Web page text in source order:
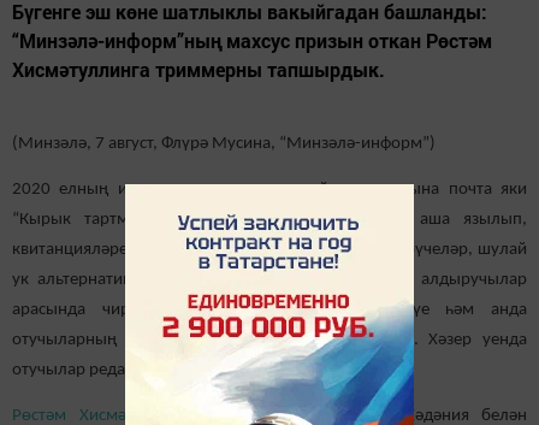
Бүгенге эш көне шатлыклы вакыйгадан башланды:
“Минзәлә-информ”ның махсус призын откан Рөстәм
Хисмәтуллинга триммерны тапшырдык.
(Минзәлә, 7 август, Флүрә Мусина, “Минзәлә-информ”)
2020 елның икенче яртыеллыгына район газетасына почта яки
“Кырык тартма” халыкка хезмәт күрсәтү үзәге аша язылып,
квитанцияләренең күчермәләрен редакциягә җибәрүчеләр, шулай
ук альтернатив юл белән эш урыннарында газета алдыручылар
арасында чираттагы бүләк оту уены үткәрелүе һәм анда
отучыларның
исемнәрен хәбәр иткән идекинде. Хәзер уенда
отучылар редакциягә килеп призларын алалар.
Рөстәм Хисмәтуллин бүләкне алырга хатыны Хәдәния белән